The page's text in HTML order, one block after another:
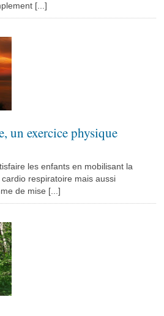
[...]
un exercice physique
les enfants en mobilisant la
respiratoire mais aussi
de mise [...]